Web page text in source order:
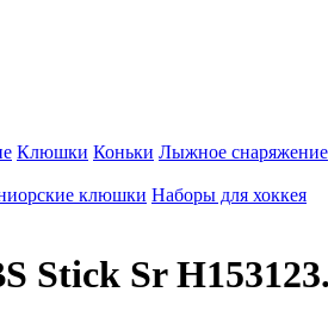
Клюшки Коньки Лыжное снаряжение
клюшки Наборы для хоккея
Stick Sr